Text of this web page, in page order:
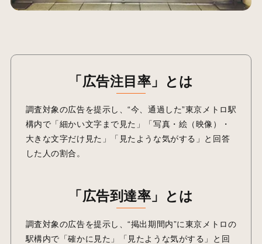
「広告注目率」とは
調査対象の広告を提示し、“今、通過した”東京メトロ駅
構内で「細かい文字まで見た」「写真・絵（映像）・
大きな文字だけ見た」「見たような気がする」と回答
した人の割合。
「広告到達率」とは
調査対象の広告を提示し、“掲出期間内”に東京メトロの
駅構内で「確かに見た」「見たような気がする」と回